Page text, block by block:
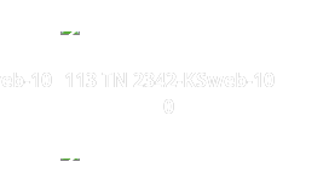
10 113 TN 2342-KSweb-10
0